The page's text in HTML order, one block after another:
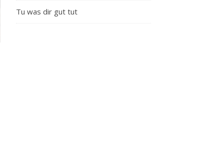
Tu was dir gut tut